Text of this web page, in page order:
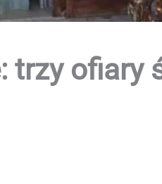
trzy ofiary